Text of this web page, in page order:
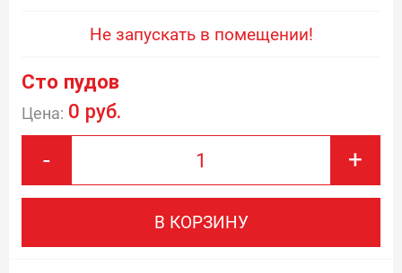
Не запускать в помещении!
Сто пудов
Цена: 0 руб.
- +
В КОРЗИНУ